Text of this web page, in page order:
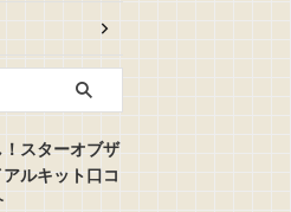
ナチュラグラッセ
スターオブザ
ルキット口コ